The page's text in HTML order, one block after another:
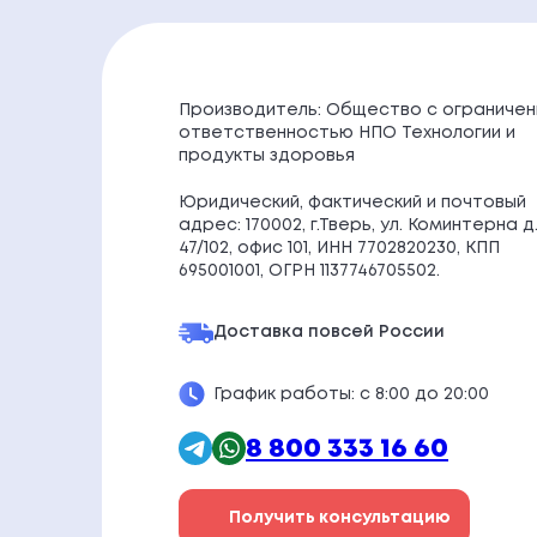
Производитель: Общество с
ответственностью НПО Технологии и
продукты здоровья
Юридический, фактический и почтовый
адрес: 170002, г.Тверь, ул. Коминтерна д.
47/102, офис 101, ИНН 7702820230, КПП
695001001, ОГРН 1137746705502.
Доставка повсей России
График работы: с 8:00 до 20:00
8 800 333 16 60
Получить консультацию